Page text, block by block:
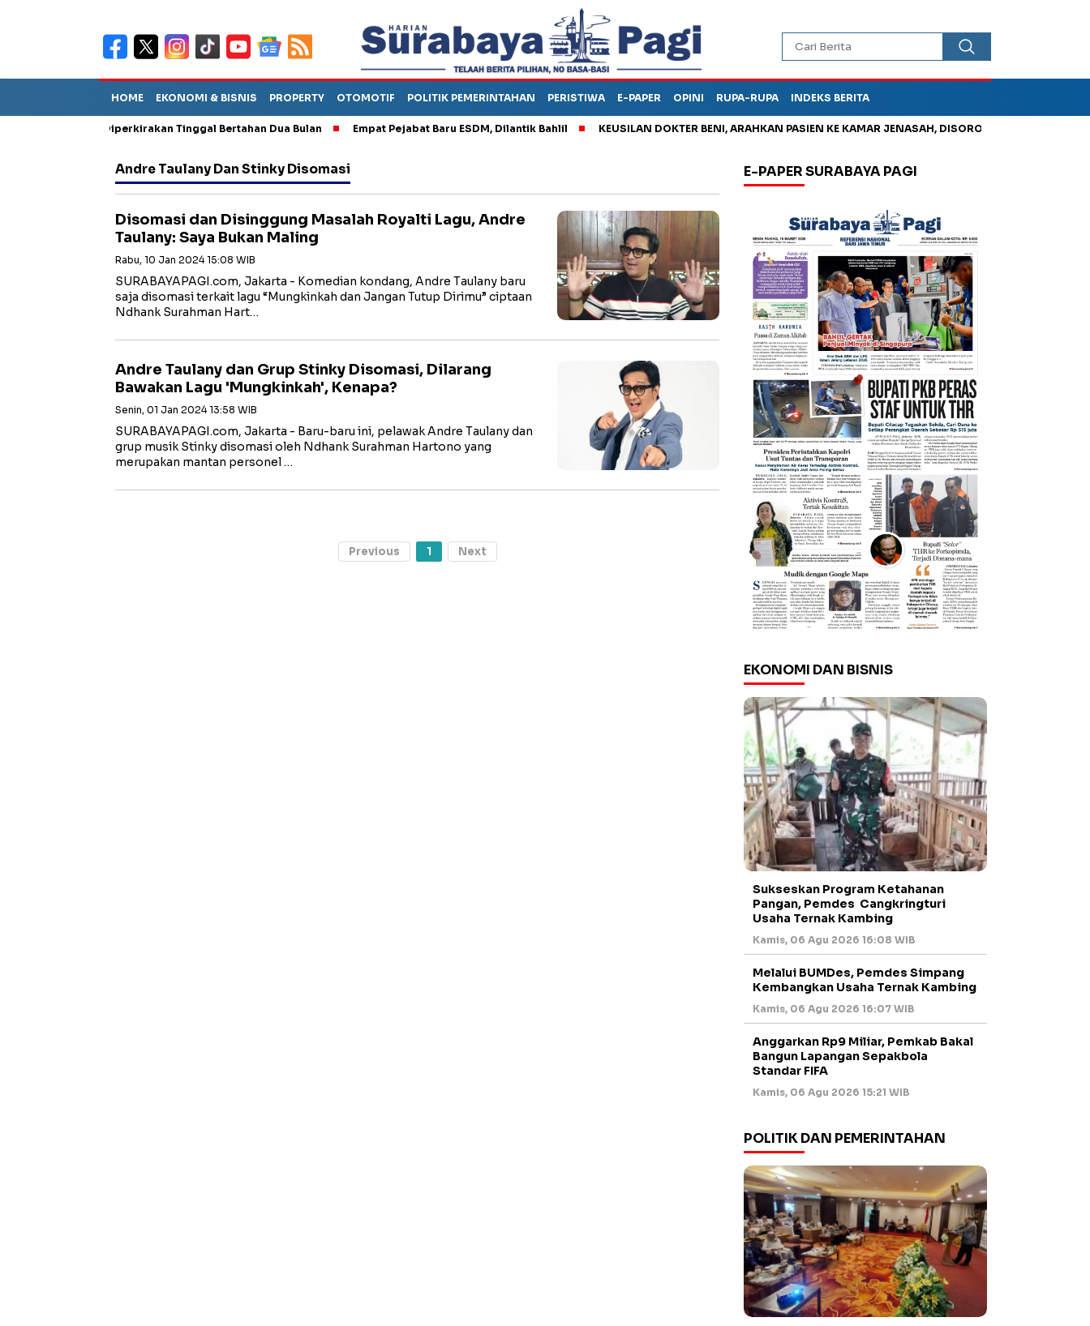
HOME EKONOMI & BISNIS PROPERTY OTOMOTIF POLITIK PEMERINTAHAN PERISTIWA E-PAPER OPINI RUPA-RUPA INDEKS BERITA
Sebut TPA Diperkirakan Tinggal Bertahan Dua Bulan Empat Pejabat Baru ESDM, Dilantik Bahlil KEUSILAN DOKTER BENI, ARAHKAN PASIEN KE KAMAR JENASAH, DISOROT
Andre Taulany Dan Stinky Disomasi
Disomasi dan Disinggung Masalah Royalti Lagu, Andre
Taulany: Saya Bukan Maling
Rabu, 10 Jan 2024 15:08 WIB
SURABAYAPAGI.com, Jakarta - Komedian kondang, Andre Taulany baru
saja disomasi terkait lagu “Mungkinkah dan Jangan Tutup Dirimu” ciptaan
Ndhank Surahman Hart…
Andre Taulany dan Grup Stinky Disomasi, Dilarang
Bawakan Lagu 'Mungkinkah', Kenapa?
Senin, 01 Jan 2024 13:58 WIB
SURABAYAPAGI.com, Jakarta - Baru-baru ini, pelawak Andre Taulany dan
grup musik Stinky disomasi oleh Ndhank Surahman Hartono yang
merupakan mantan personel …
Previous 1 Next
E-PAPER SURABAYA PAGI
EKONOMI DAN BISNIS
Sukseskan Program Ketahanan
Pangan, Pemdes Cangkringturi
Usaha Ternak Kambing
Kamis, 06 Agu 2026 16:08 WIB
Melalui BUMDes, Pemdes Simpang
Kembangkan Usaha Ternak Kambing
Kamis, 06 Agu 2026 16:07 WIB
Anggarkan Rp9 Miliar, Pemkab Bakal
Bangun Lapangan Sepakbola
Standar FIFA
Kamis, 06 Agu 2026 15:21 WIB
POLITIK DAN PEMERINTAHAN